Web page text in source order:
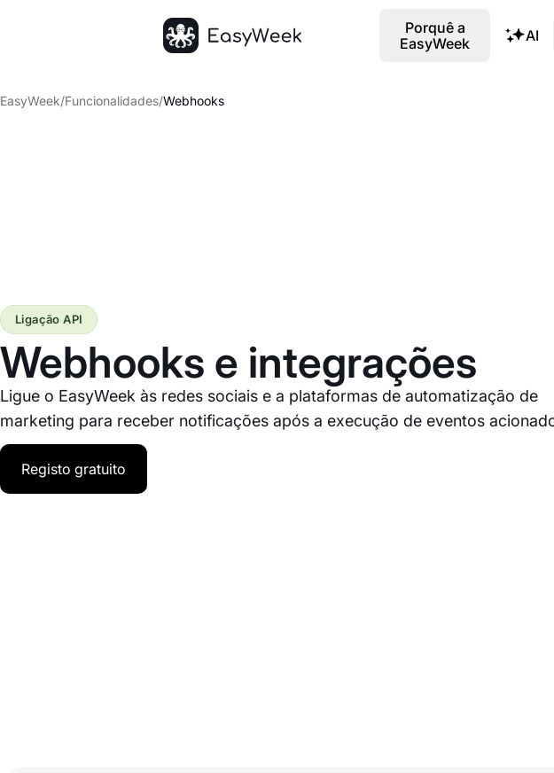
EasyWeek/Funcionalidades/Webhooks
Webhooks e integrações
Ligue o EasyWeek às redes sociais e a plataformas de automatização de
marketing para receber notificações após a execução de eventos
Ligação API
Registo gratuito
Porquê a
EasyWeek
AI